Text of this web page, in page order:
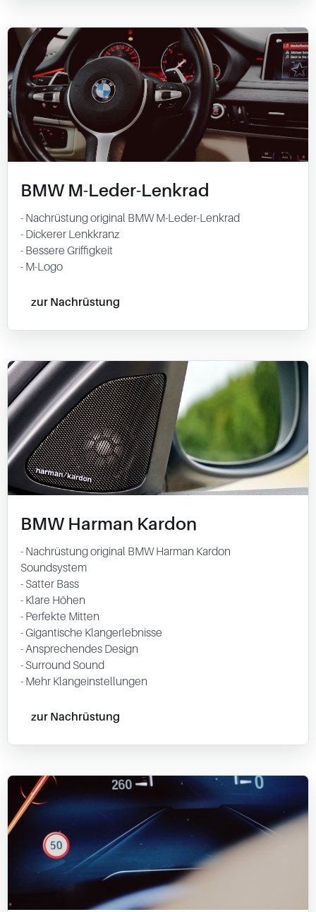
BMW M-Leder-Lenkrad
- Nachrüstung original BMW M-Leder-Lenkrad
- Dickerer Lenkkranz
- Bessere Griffigkeit
- M-Logo
zur Nachrüstung
BMW Harman Kardon
- Nachrüstung original BMW Harman Kardon
Soundsystem
- Satter Bass
- Klare Höhen
- Perfekte Mitten
- Gigantische Klangerlebnisse
- Ansprechendes Design
- Surround Sound
- Mehr Klangeinstellungen
zur Nachrüstung